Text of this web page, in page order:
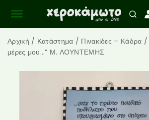
Αρχική / Κατάστημα / Πινακίδες – Κάδρα /
μέρες μου…” Μ. ΛΟΥΝΤΕΜΗΣ